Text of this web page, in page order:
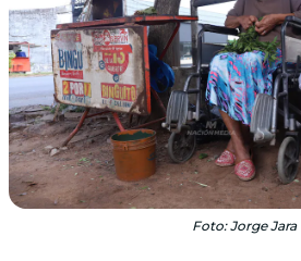
Foto: Jorge Jara